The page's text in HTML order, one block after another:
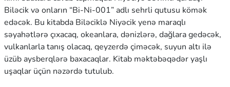
Biləcik və onların “Bi-Ni-001” adlı sehrli qutusu kömək
edəcək. Bu kitabda Biləciklə Niyəcik yenə maraqlı
səyahətlərə çıxacaq, okeanlara, dənizlərə, dağlara gedəcək,
vulkanlarla tanış olacaq, qeyzerdə çiməcək, suyun altı ilə
üzüb aysberqlərə baxacaqlar. Kitab məktəbəqədər yaşlı
uşaqlar üçün nəzərdə tutulub.